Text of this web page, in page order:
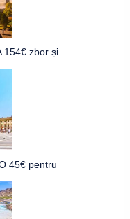
154€ zbor și
45€ pentru